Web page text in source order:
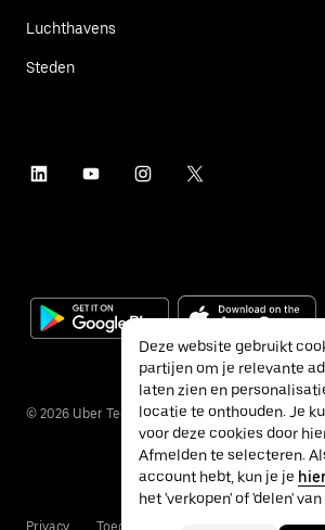
Luchthavens
Steden
© 2026 Uber Technologies Inc.
Privacy Toegankelijkheid Voorwaarden
Deze website gebruikt
partijen om je relevante
laten zien en
locatie te onthouden. Je
voor deze cookies door
Afmelden te selecteren.
account hebt, kun je je
het 'verkopen' of 'delen'